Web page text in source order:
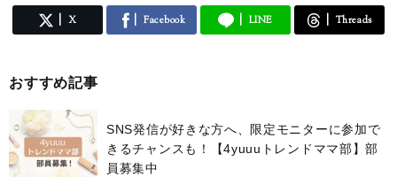
X Facebook LINE Threads
おすすめ記事
SNS発信が好きな方へ、限定モニターに参加で
きるチャンスも！【4yuuuトレンドママ部】部
員募集中